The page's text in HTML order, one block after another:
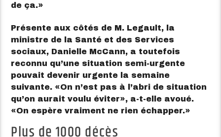
de ça.
Présente aux côtés de M. Legault, la
ministre de la Santé et des Services
sociaux, Danielle McCann, a toutefois
reconnu qu’une situation semi-urgente
pouvait devenir urgente la semaine
suivante.
On n’est pas à l’abri de situation
qu’on aurait voulu éviter
, a-t-elle avoué.
On espère vraiment ne rien échapper.